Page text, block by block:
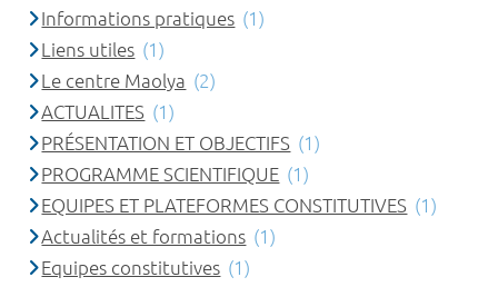
Informations pratiques (1)
Liens utiles (1)
Le centre Maolya (2)
ACTUALITES (1)
PRÉSENTATION ET OBJECTIFS (1)
PROGRAMME SCIENTIFIQUE (1)
EQUIPES ET PLATEFORMES CONSTITUTIVES (1)
Actualités et formations (1)
Equipes constitutives (1)